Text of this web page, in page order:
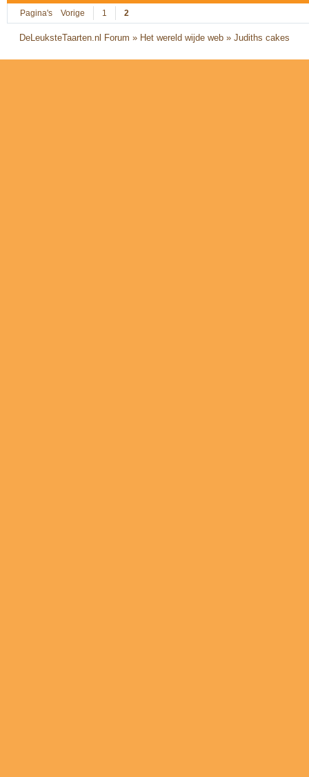
Pagina's Vorige 1 2
DeLeuksteTaarten.nl Forum » Het wereld wijde web »Judiths cakes